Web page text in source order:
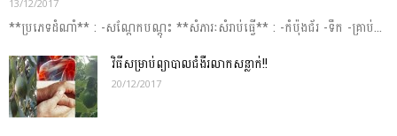
13/12/2017
**ប្រភេទដំណាំ** : -សណ្តែកបណ្តុះ **សំភារៈសំរាប់ធ្វើ** : -កំប៉ុងជ័រ -ទឹក -គ្រាប់...
វិធីសម្រាប់ព្យាបាលជំងឺរលាកសន្លាក់!!
20/12/2017